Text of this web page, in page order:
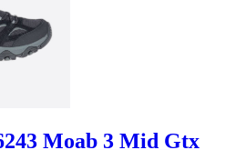
Moab 3 Mid Gtx